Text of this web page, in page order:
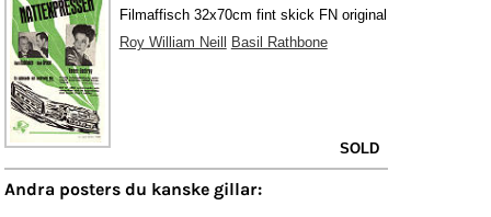
Filmaffisch 32x70cm fint skick FN original
Roy William Neill
Basil Rathbone
SOLD
Andra posters du kanske gillar: